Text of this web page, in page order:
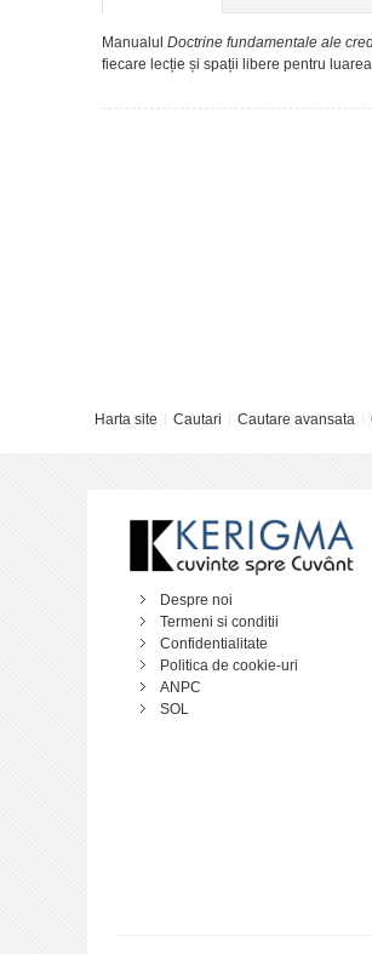
ManualulDoctrine fundamentale ale
fiecare lecție și spații libere pentru
Harta site Cautari Cautare avansata
Despre noi
Termeni si conditii
Confidentialitate
Politica de cookie-uri
ANPC
SOL